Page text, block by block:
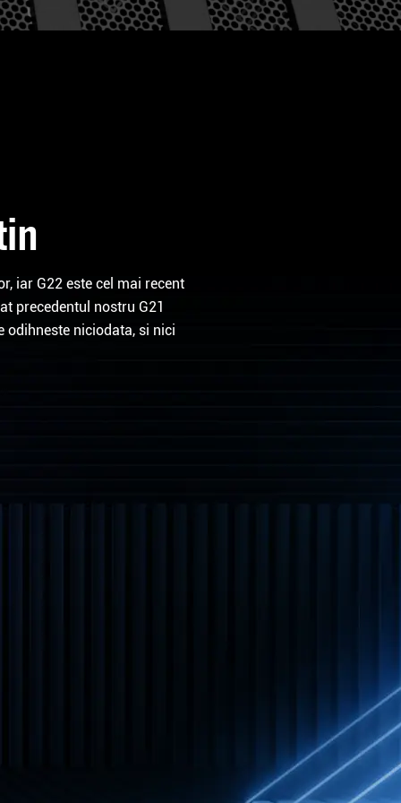
iar G22 este cel mai recent
precedentul nostru G21
odihneste niciodata, si nici